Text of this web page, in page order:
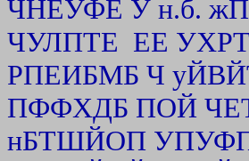
ЧНЕУФЕ У н.б.
ЧУЛПТЕ ЕЕ
РПЕИБМБ Ч
ПФФХДБ ПОЙ
нБТШЙОП